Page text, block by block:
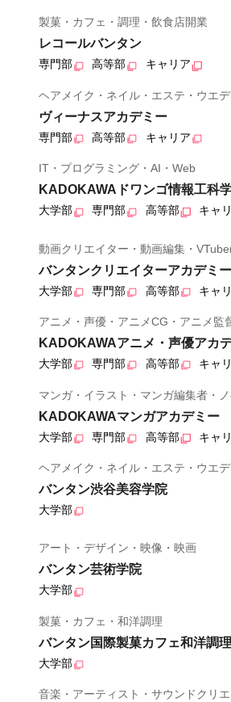
製菓・カフェ・調理・飲食店開業
レコールバンタン
専門部 高等部 キャリア
ヘアメイク・ネイル・エステ・ウエ
ヴィーナスアカデミー
専門部 高等部 キャリア
IT・プログラミング・AI・Web
KADOKAWAドワンゴ情報工科
大学部 専門部 高等部 キャ
動画クリエイター・動画編集・
バンタンクリエイターアカデミー
大学部 専門部 高等部 キャ
アニメ・声優・アニメCG・アニメ監
KADOKAWAアニメ・声優アカ
大学部 専門部 高等部 キャ
マンガ・イラスト・マンガ編集者・
KADOKAWAマンガアカデミー
大学部 専門部 高等部 キャ
ヘアメイク・ネイル・エステ・ウエ
バンタン渋谷美容学院
大学部
アート・デザイン・映像・映画
バンタン芸術学院
大学部
製菓・カフェ・和洋調理
バンタン国際製菓カフェ和洋調
大学部
音楽・アーティスト・サウンドクリ